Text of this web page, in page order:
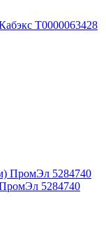
Т0000063428
5284740